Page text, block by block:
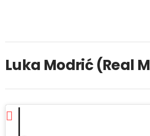
Luka Modrić (Real